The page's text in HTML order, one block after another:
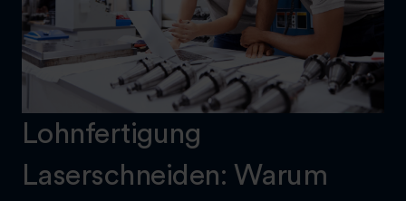
Lohnfertigung
Laserschneiden: Warum